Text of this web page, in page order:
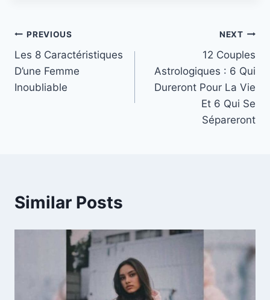
Post
navigation
PREVIOUS
Les 8 Caractéristiques
D’une Femme
Inoubliable
NEXT
12 Couples
Astrologiques : 6 Qui
Dureront Pour La Vie
Et 6 Qui Se
Sépareront
Similar Posts